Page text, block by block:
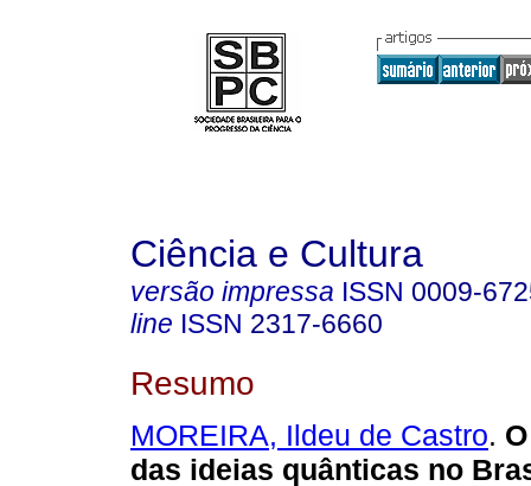
Ciência e Cultura
versão impressa ISSN 0009-
line ISSN 2317-6660
Resumo
MOREIRA, Ildeu de Castro.
das ideias quânticas no